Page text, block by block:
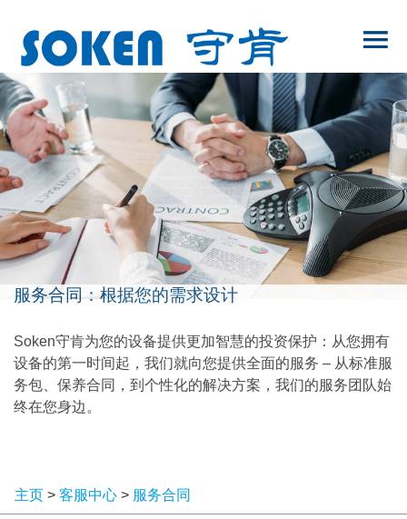
服务合同：根据您的需求设计
Soken守肯为您的设备提供更加智慧的投资保护：从您拥有
设备的第一时间起，我们就向您提供全面的服务 – 从标准服
务包、保养合同，到个性化的解决方案，我们的服务团队始
终在您身边。
主页 > 客服中心 > 服务合同